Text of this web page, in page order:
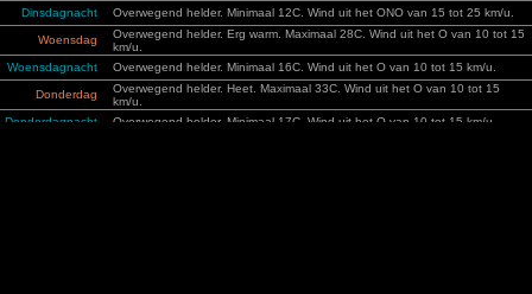
Dinsdagnacht
Overwegend helder. Minimaal 12C. Wind uit het ONO van 15 tot 25 km/u.
Woensdag
Overwegend helder. Erg warm. Maximaal 28C. Wind uit het O van 10 tot 15
km/u.
Woensdagnacht
Overwegend helder. Minimaal 16C. Wind uit het O van 10 tot 15 km/u.
Donderdag
Overwegend helder. Heet. Maximaal 33C. Wind uit het O van 10 tot 15
km/u.
Donderdagnacht
Overwegend helder. Minimaal 17C. Wind uit het O van 10 tot 15 km/u.